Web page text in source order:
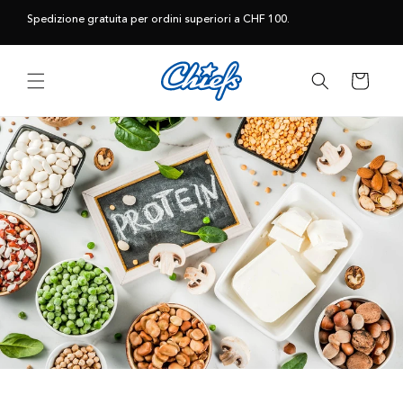
direttamente
Spedizione gratuita per ordini superiori a CHF 100.
Carrello